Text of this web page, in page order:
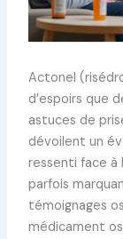
Actonel
d’espoirs que
astuces de
dévoilent un
ressenti face à
parfois
témoignages
médicament